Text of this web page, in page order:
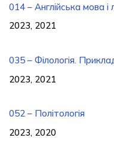
014 – Англійська мова і
2023, 2021
035 – Філологія.
2023, 2021
052 – Політологія
2023, 2020